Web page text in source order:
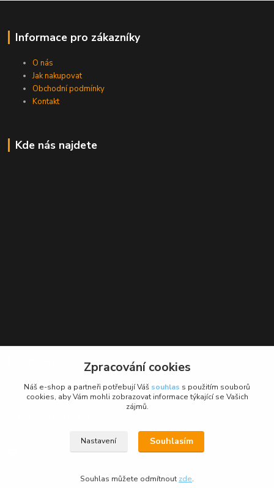
Informace pro zákazníky
O nás
Jak nakupovat
Obchodní podmínky
Kontakt
Kde nás najdete
BikeForce.cz
info@bikeforce.cz
Zpracování cookies
Náš e-shop a partneři potřebují Váš souhlas s použitím souborů
cookies, aby Vám mohli zobrazovat informace týkající se Vašich
zájmů.
Nastavení Souhlasím
Souhlas můžete odmítnout zde.